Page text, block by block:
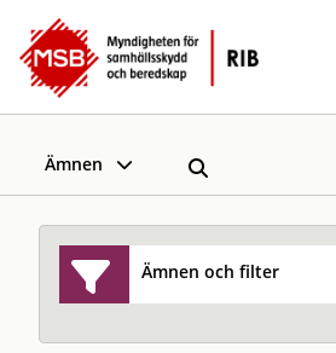
Ämnen
Ämnen och filter